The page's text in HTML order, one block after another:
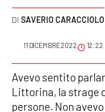
Podcast
Meteo
Editoriali
SAVERIO CARACCIOLO
11 DICEMBRE 2022 12:22
Avevo sentito
Littorina, la strage
persone. Non